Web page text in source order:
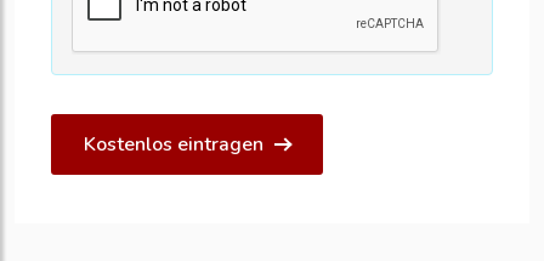
Kostenlos eintragen